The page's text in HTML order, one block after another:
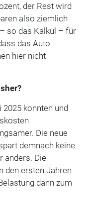
der Rest wird
also ziemlich
so das Kalkül – für
das Auto
hier nicht
konnten und
Die neue
demnach keine
anders. Die
den ersten Jahren
dann zum